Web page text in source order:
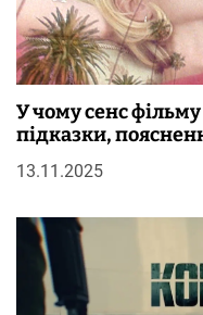
У чому сенс
підказки,
13.11.2025